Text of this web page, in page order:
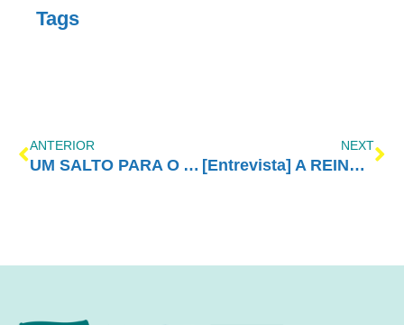
Tags
ANTERIOR
UM SALTO PARA O ALTO
NEXT
[Entrevista] A REINSERÇÃO SOCIAL DO DEPENDENTE QUÍMICO EM RECUPERAÇÃO